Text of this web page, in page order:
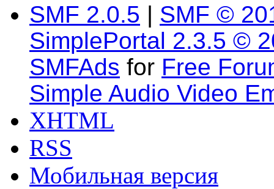
SMF 2.0.5 | SMF ©
SimplePortal 2.3.5 ©
SMFAds for Free
Simple Audio Video
XHTML
RSS
Мобильная версия